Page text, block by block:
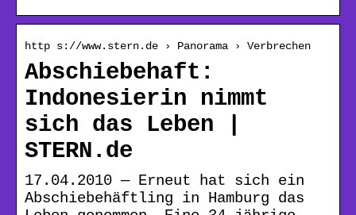
http s://www.stern.de › Panorama › Verbrechen
Abschiebehaft:
Indonesierin nimmt
sich das Leben |
STERN.de
17.04.2010 — Erneut hat sich ein
Abschiebehäftling in Hamburg das